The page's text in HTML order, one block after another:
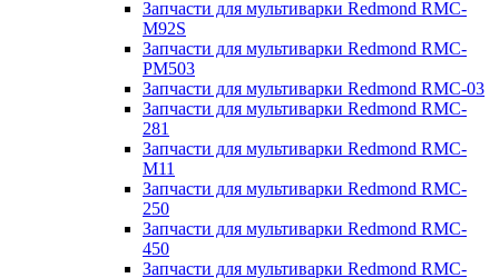
Запчасти для мультиварки Redmond RMC-
M92S
Запчасти для мультиварки Redmond RMC-
PM503
Запчасти для мультиварки Redmond RMC-03
Запчасти для мультиварки Redmond RMC-
281
Запчасти для мультиварки Redmond RMC-
M11
Запчасти для мультиварки Redmond RMC-
250
Запчасти для мультиварки Redmond RMC-
450
Запчасти для мультиварки Redmond RMC-